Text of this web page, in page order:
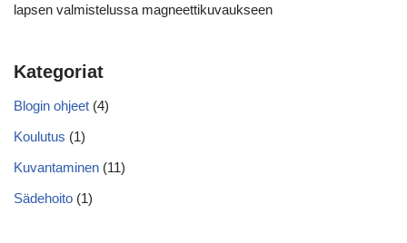
lapsen valmistelussa magneettikuvaukseen
Kategoriat
Blogin ohjeet (4)
Koulutus (1)
Kuvantaminen (11)
Sädehoito (1)